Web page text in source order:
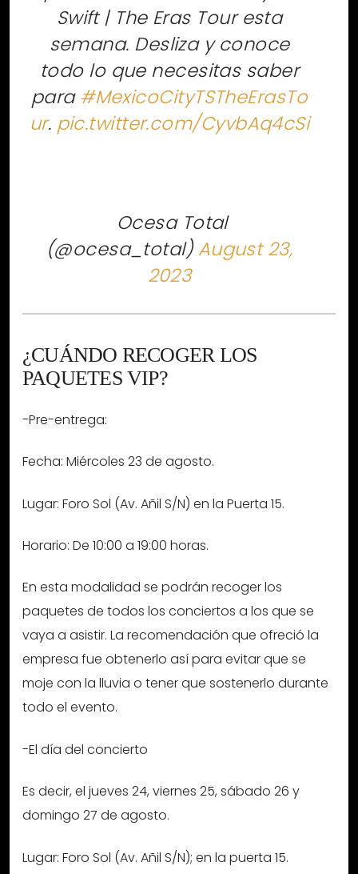
Swift | The Eras Tour esta
semana. Desliza y conoce
todo lo que necesitas saber
para #MexicoCityTSTheErasTo
ur. pic.twitter.com/CyvbAq4cSi
 Ocesa Total
(@ocesa_total)August 23,
2023
¿CUÁNDO RECOGER LOS
PAQUETES VIP?
-Pre-entrega:
Fecha: Miércoles 23 de agosto.
Lugar: Foro Sol (Av. Añil S/N) en la Puerta 15.
Horario: De 10:00 a 19:00 horas.
En esta modalidad se podrán recoger los
paquetes de todos los conciertos a los que se
vaya a asistir. La recomendación que ofreció la
empresa fue obtenerlo así para evitar que se
moje con la lluvia o tener que sostenerlo durante
todo el evento.
-El día del concierto
Es decir, el jueves 24, viernes 25, sábado 26 y
domingo 27 de agosto.
Lugar: Foro Sol (Av. Añil S/N); en la puerta 15.